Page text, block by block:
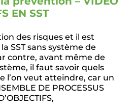
EN SST
des risques et il est
SST sans système de
contre, avant même de
il faut savoir quels
l’on veut atteindre, car un
DE PROCESSUS